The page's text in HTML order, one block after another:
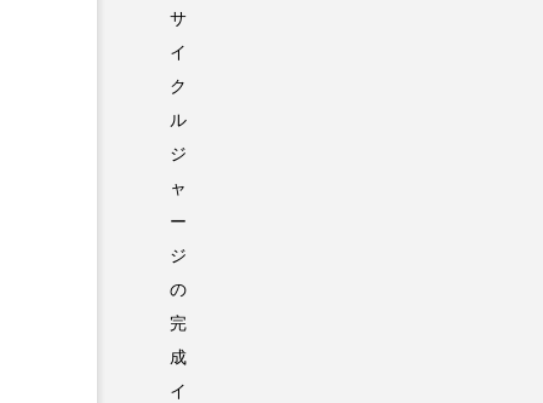
サ
イ
ク
ル
ジ
ャ
ー
ジ
の
完
成
イ